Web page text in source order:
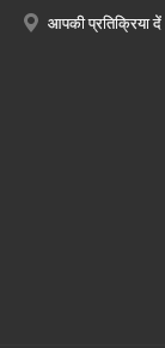
आपकी प्रतिक्रिया दें